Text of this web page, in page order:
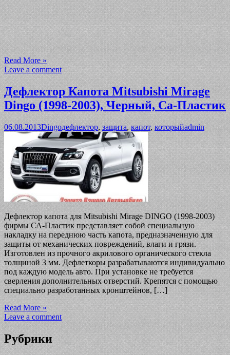
Read More »
Leave a comment
Дефлектор Капота Mitsubishi Mirage
Dingo (1998-2003), Черный, Са-Пластик
06.08.2013Dingoдефлектор,защита,капот,которыйadmin
Дефлектор капота для Mitsubishi Mirage DINGO (1998-2003)
фирмы СА-Пластик представляет собой специальную
накладку на переднюю часть капота, предназначенную для
защиты от механических повреждений, влаги и грязи.
Изготовлен из прочного акрилового органического стекла
толщиной 3 мм. Дефлеткоры разрабатываются индивидуально
под каждую модель авто. При установке не требуется
сверления дополнительных отверстий. Крепятся с помощью
специально разработанных кронштейнов, […]
Read More »
Leave a comment
Рубрики